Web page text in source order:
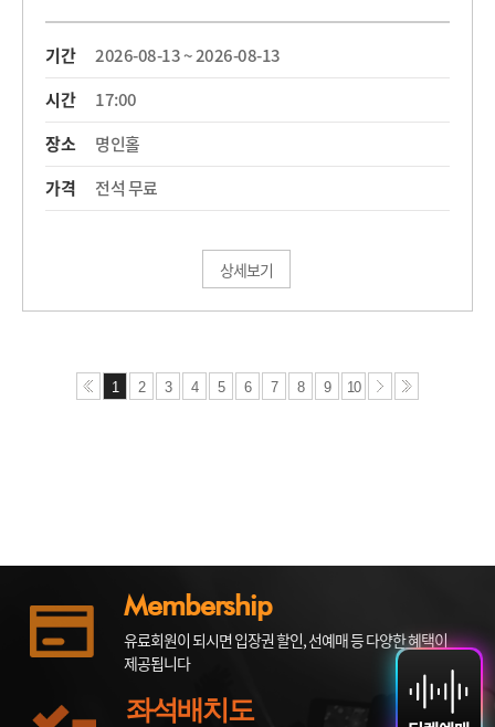
기간
2026-08-13 ~ 2026-08-13
시간
17:00
장소
명인홀
가격
전석 무료
상세보기
1 2 3 4 5 6 7 8 9 10
Membership
유료회원이 되시면 입장권 할인, 선예매 등 다양한 혜택이
제공됩니다
좌석배치도